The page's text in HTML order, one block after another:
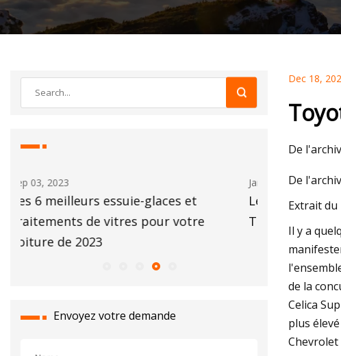
Jan 06, 2024
Le sale secret de l'essuie-glace géant du
Tesla Cybertruck révélé
Oct 01, 2023
Les
Envoyez votre demande
Dec 18,
De
De
Extrait du
Il y a
de la
Celica
plus
Chevrolet